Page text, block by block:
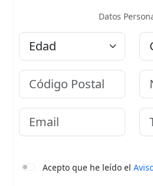
Datos
Edad
Código Postal
Email
Acepto que he leído el